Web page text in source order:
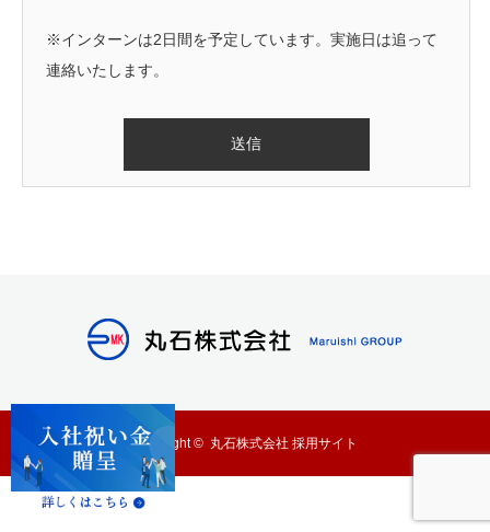
※インターンは2日間を予定しています。実施日は追って
連絡いたします。
Copyright © 丸石株式会社 採用サイト